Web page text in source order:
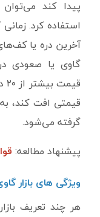
پیدا کند
آخرین دره یا
گاوی یا صعودی
قیمتی افت کند،
گرفته می‌شود.
پیشنهاد مطالعه:
ویژگی های بازار
هر چند تعریف